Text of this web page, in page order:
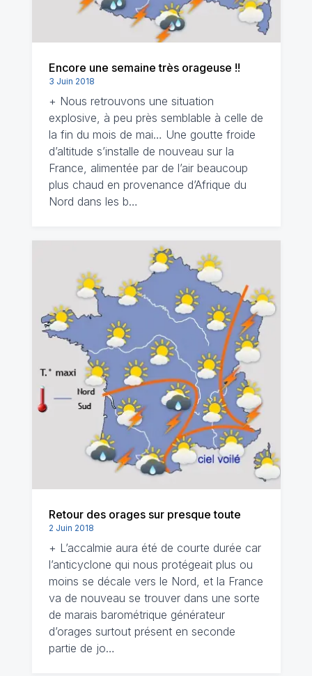
Encore une semaine très orageuse !!
3 Juin 2018
+ Nous retrouvons une situation
explosive, à peu près semblable à celle de
la fin du mois de mai… Une goutte froide
d’altitude s’installe de nouveau sur la
France, alimentée par de l’air beaucoup
plus chaud en provenance d’Afrique du
Nord dans les b…
Retour des orages sur presque toute
2 Juin 2018
+ L’accalmie aura été de courte durée car
l’anticyclone qui nous protégeait plus ou
moins se décale vers le Nord, et la France
va de nouveau se trouver dans une sorte
de marais barométrique générateur
d’orages surtout présent en seconde
partie de jo…